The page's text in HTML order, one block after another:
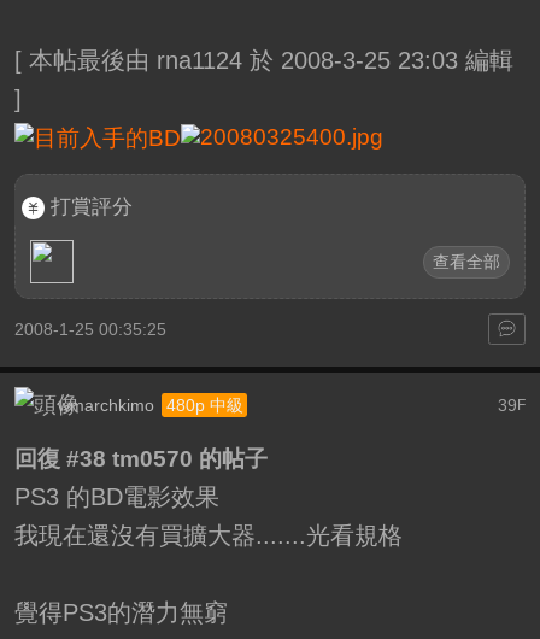
[本帖最後由 rna1124 於 2008-3-25 23:03 編輯
]
打賞評分
查看全部
2008-1-25 00:35:25
39 F
wmarchkimo 480p 中級
回復 #38 tm0570 的帖子
PS3 的BD電影效果
我現在還沒有買擴大器.......光看規格
覺得PS3的潛力無窮